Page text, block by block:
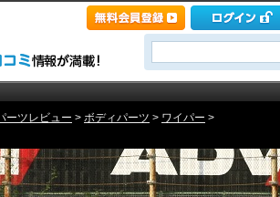
ーツレビュー > ボディパーツ > ワイパー >